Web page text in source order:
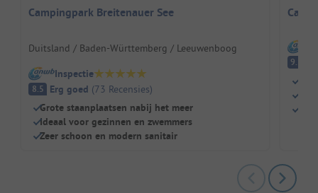
Campingpark Breitenauer See
Duitsland / Baden-Württemberg / Leeuwenboog
Inspectie
8.5 Erg goed (73 Recensies)
Grote staanplaatsen nabij het meer
Ideaal voor gezinnen en zwemmers
Zeer schoon en modern sanitair
9.1